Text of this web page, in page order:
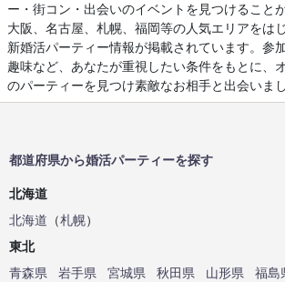
ー・街コン・出会いのイベントを見つけること
大阪、名古屋、札幌、福岡等の人気エリアをは
新婚活パーティー情報が掲載されています。参
趣味など、あなたが重視したい条件をもとに、
のパーティーを見つけ素敵なお相手と出会いまし
都道府県から婚活パーティーを探す
北海道
北海道 （札幌）
東北
青森県
岩手県 宮城県 秋田県 山形県
福島